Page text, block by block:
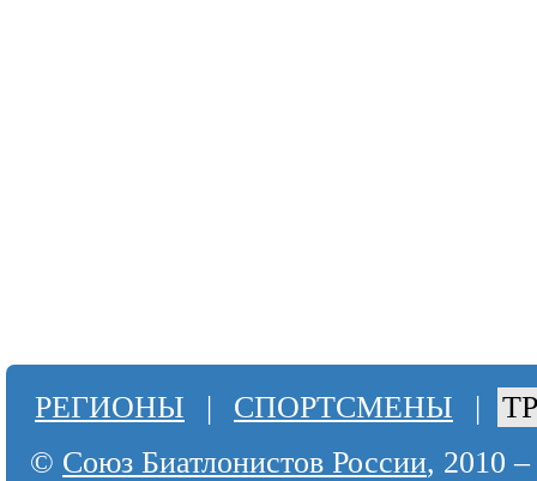
РЕГИОНЫ | СПОРТСМЕНЫ |
© Союз Биатлонистов России, 2010